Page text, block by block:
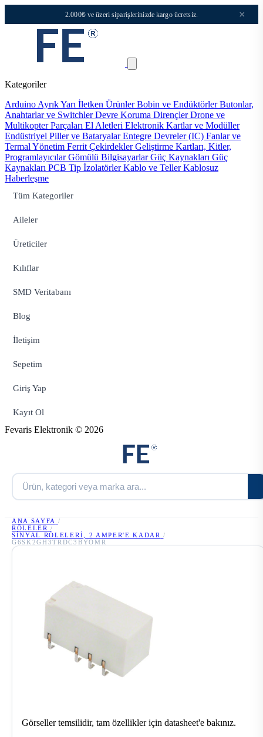
2.000₺ ve üzeri siparişlerinizde kargo ücretsiz. ×
Kategoriler
Arduino Ayrık Yarı İletken ÜrünlerBobin ve EndüktörlerButonlar,
Anahtarlar ve SwitchlerDevre Koruma DirençlerDrone ve
Multikopter Parçaları El Aletleri Elektronik Kartlar ve Modüller
Endüstriyel Piller ve BataryalarEntegre Devreler (IC) Fanlar ve
Termal Yönetim Ferrit ÇekirdeklerGeliştirme Kartları, Kitler,
ProgramlayıcılarGömülü BilgisayarlarGüç Kaynakları Güç
Kaynakları PCB Tip İzolatörlerKablo ve TellerKablosuz
Haberleşme
Tüm Kategoriler
Aileler
Üreticiler
Kılıflar
SMD Veritabanı
Blog
İletişim
Sepetim
Giriş Yap
Kayıt Ol
Fevaris Elektronik © 2026
ANA SAYFA /
RÖLELER
/
SINYAL RÖLELERI, 2 AMPER'E KADAR
/
G6SK2GH3TRDC3BYOMR
Görseller temsilidir, tam özellikler için datasheet'e bakınız.